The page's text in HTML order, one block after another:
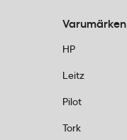
Varumärken
HP
Leitz
Pilot
Tork